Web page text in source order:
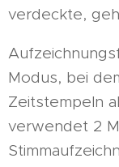
verdeckte,
Modus, bei
Zeitstempeln
verwendet 2